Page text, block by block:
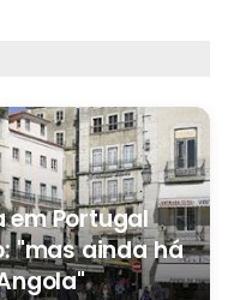
em Portugal
"mas ainda há